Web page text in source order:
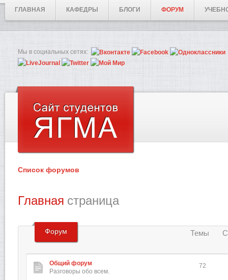
ГЛАВНАЯ КАФЕДРЫ БЛОГИ ФОРУМ
Мы в социальных сетях:
Список форумов
Главная страница
Форум Темы
Общий форум
Разговоры обо всем.
72